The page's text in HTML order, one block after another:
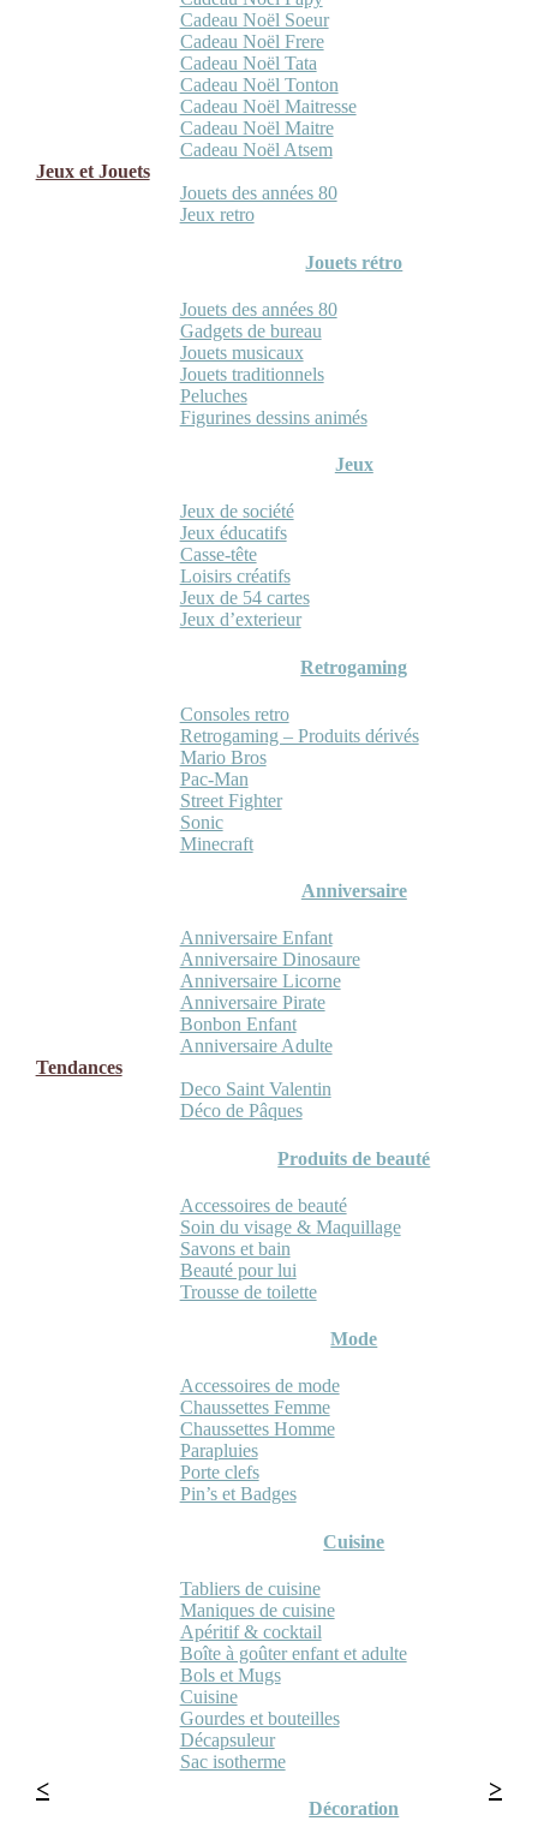
Cadeau Noël Soeur
Cadeau Noël Frere
Cadeau Noël Tata
Cadeau Noël Tonton
Cadeau Noël Maitresse
Cadeau Noël Maitre
Cadeau Noël Atsem
Jeux et Jouets
Jouets des années 80
Jeux retro
Jouets rétro
Jouets des années 80
Gadgets de bureau
Jouets musicaux
Jouets traditionnels
Peluches
Figurines dessins animés
Jeux
Jeux de société
Jeux éducatifs
Casse-tête
Loisirs créatifs
Jeux de 54 cartes
Jeux d’exterieur
Retrogaming
Consoles retro
Retrogaming – Produits dérivés
Mario Bros
Pac-Man
Street Fighter
Sonic
Minecraft
Anniversaire
Anniversaire Enfant
Anniversaire Dinosaure
Anniversaire Licorne
Anniversaire Pirate
Bonbon Enfant
Anniversaire Adulte
Tendances
Deco Saint Valentin
Déco de Pâques
Produits de beauté
Accessoires de beauté
Soin du visage & Maquillage
Savons et bain
Beauté pour lui
Trousse de toilette
Mode
Accessoires de mode
Chaussettes Femme
Chaussettes Homme
Parapluies
Porte clefs
Pin’s et Badges
Cuisine
Tabliers de cuisine
Maniques de cuisine
Apéritif & cocktail
Boîte à goûter enfant et adulte
Bols et Mugs
Cuisine
Gourdes et bouteilles
Décapsuleur
Sac isotherme
Décoration